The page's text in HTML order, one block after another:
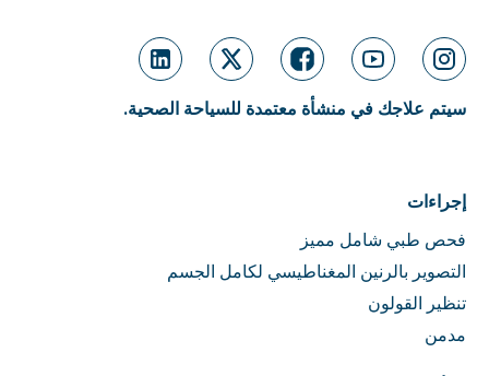
سيتم علاجك في منشأة معتمدة للسياحة الصحية.
إجراءات
فحص طبي شامل مميز
التصوير بالرنين المغناطيسي لكامل الجسم
تنظير القولون
مدمن